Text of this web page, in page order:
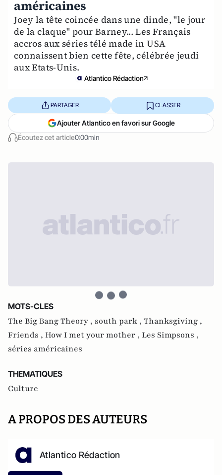
américaines
Joey la tête coincée dans une dinde, "le jour
de la claque" pour Barney... Les Français
accros aux séries télé made in USA
connaissent bien cette fête, célébrée jeudi
aux Etats-Unis.
Atlantico Rédaction
Écoutez cet article0:00min
PARTAGER CLASSER
Ajouter Atlantico en favori sur Google
MOTS-CLES
The Big Bang Theory , south park , Thanksgiving ,
Friends , How I met your mother , Les Simpsons ,
séries américaines
THEMATIQUES
Culture
A PROPOS DES AUTEURS
Atlantico Rédaction